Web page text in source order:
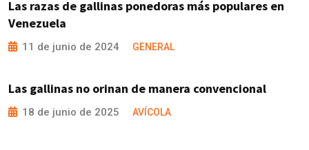
Las razas de gallinas ponedoras más populares en
Venezuela
11 de junio de 2024 GENERAL
Las gallinas no orinan de manera convencional
18 de junio de 2025 AVÍCOLA